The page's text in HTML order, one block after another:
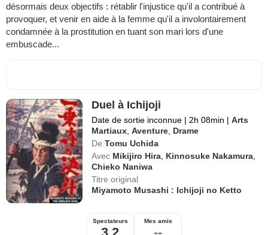
désormais deux objectifs : rétablir l'injustice qu'il a contribué à
provoquer, et venir en aide à la femme qu'il a involontairement
condamnée à la prostitution en tuant son mari lors d'une
embuscade...
Duel à Ichijoji
Date de sortie inconnue | 2h 08min | Arts
Martiaux ,Aventure Drame
De Tomu Uchida
Avec Mikijiro Hira Kinnosuke Nakamura
Chieko Naniwa
Titre original
Miyamoto Musashi : Ichijoji no Ketto
Spectateurs Mes amis